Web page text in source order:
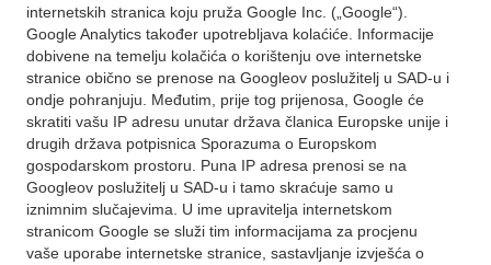
internetskih stranica koju pruža Google Inc. („Google“).
Google Analytics također upotrebljava kolaćiće. Informacije
dobivene na temelju kolačića o korištenju ove internetske
stranice obično se prenose na Googleov poslužitelj u SAD-u i
ondje pohranjuju. Međutim, prije tog prijenosa, Google će
skratiti vašu IP adresu unutar država članica Europske unije i
drugih država potpisnica Sporazuma o Europskom
gospodarskom prostoru. Puna IP adresa prenosi se na
Googleov poslužitelj u SAD-u i tamo skraćuje samo u
iznimnim slučajevima. U ime upravitelja internetskom
stranicom Google se služi tim informacijama za procjenu
vaše uporabe internetske stranice, sastavljanje izvješća o